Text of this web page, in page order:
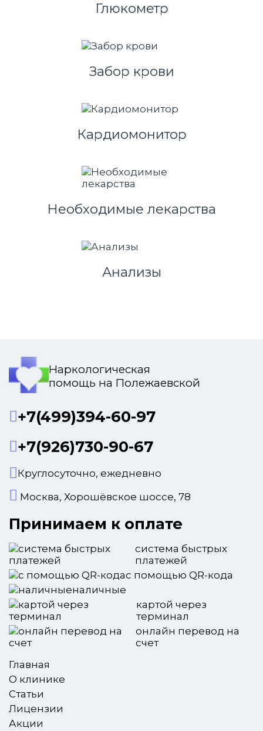
Глюкометр
Забор крови
Кардиомонитор
Необходимые лекарства
Анализы
Наркологическая
помощь на Полежаевской
+7(499)394-60-97
+7(926)730-90-67
Круглосуточно, ежедневно
Москва, Хорошёвское шоссе, 78
Принимаем к оплате
система быстрых
платежей
с помощью QR-кода
наличные
картой через
терминал
онлайн перевод на
счет
Главная
О клинике
Статьи
Лицензии
Акции